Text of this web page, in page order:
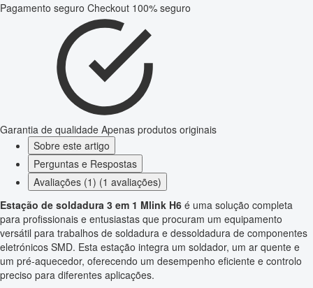
Pagamento seguro Checkout 100% seguro
Garantia de qualidade Apenas produtos originais
Sobre este artigo
Perguntas e Respostas
Avaliações (1) (1 avaliações)
Estação de soldadura 3 em 1 Mlink H6 é uma solução completa
para profissionais e entusiastas que procuram um equipamento
versátil para trabalhos de soldadura e dessoldadura de componentes
eletrónicos SMD. Esta estação integra um soldador, um ar quente e
um pré-aquecedor, oferecendo um desempenho eficiente e controlo
preciso para diferentes aplicações.